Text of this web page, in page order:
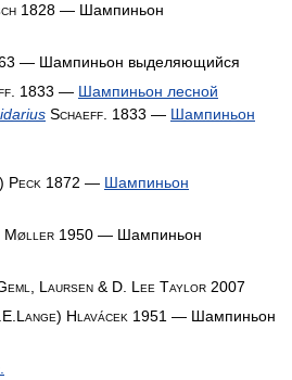
1828 — Шампиньон
— Шампиньон выделяющийся
1833 — Шампиньон лесной
Schaeff. 1833 — Шампиньон
Peck 1872 — Шампиньон
Møller 1950 — Шампиньон
Laursen & D. Lee Taylor 2007
Hlavácek 1951 — Шампиньон